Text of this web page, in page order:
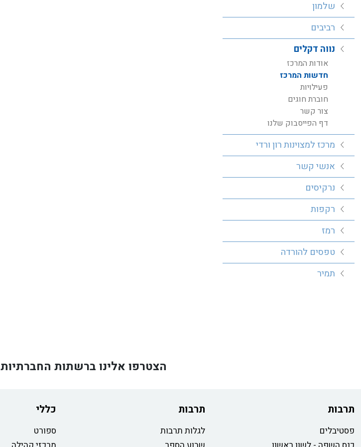
שלמון
רביבים
נווה דקלים
אודות המרכז
חדשות המרכז
פעילויות
חוברת חוגים
צור קשר
דף הפייסבוק שלנו
מרכז למצוינות רון ורדי
אנשי קשר
נרקיסים
רקפות
רמז
טפסים להורדה
תמיר
הצטרפו אלינו ברשתות החברתיות
תרבות
פסטיבלים
תרבות
לגלות תרבות
כללי
ספורט